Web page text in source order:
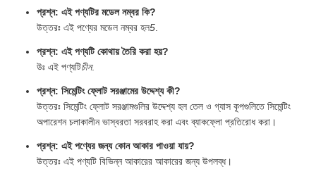
প্রশ্ন: এই পণ্যটির মডেল নম্বর কি?
উত্তরঃ এই পণ্যের মডেল নম্বর হল5
প্রশ্ন: এই পণ্যটি কোথায় তৈরি করা হয়?
উঃ এই পণ্যটিচীন.
প্রশ্ন: সিমেন্টিং ফ্লোট সরঞ্জামের উদ্দেশ্য কী?
উত্তরঃ সিমেন্টিং ফ্লোট সরঞ্জামগুলির উদ্দেশ্য হল তেল ও গ্যাস কূপগুলিতে সিমেন্টিং
অপারেশন চলাকালীন ভাস্বরতা সরবরাহ করা এবং ব্যাকফ্লো প্রতিরোধ করা।
প্রশ্ন: এই পণ্যের জন্য কোন আকার পাওয়া যায়?
উত্তরঃ এই পণ্যটি বিভিন্ন আকারের আকারের জন্য উপলব্ধ।